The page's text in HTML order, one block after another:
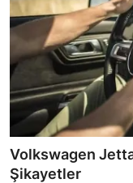
Volkswagen
Şikayetler